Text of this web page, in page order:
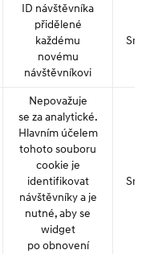
ID návštěvníka
přidělené
každému
novému
návštěvníkovi
Nepovažuje
se za analytické.
Hlavním účelem
tohoto souboru
cookie je
identifikovat
návštěvníky a je
nutné, aby se
widget
po obnovení